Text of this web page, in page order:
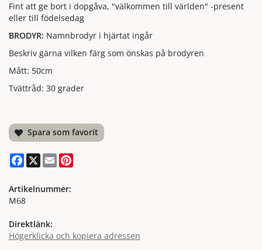
Fint att ge bort i dopgåva, "välkommen till världen" -present
eller till födelsedag
BRODYR: Namnbrodyr i hjärtat ingår
Beskriv gärna vilken färg som önskas på brodyren
Mått: 50cm
Tvättråd: 30 grader
Spara som favorit
Facebook
X Email
Artikelnummer:
M68
Direktlänk:
Högerklicka och kopiera adressen